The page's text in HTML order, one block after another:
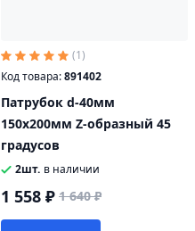
(1)
Код товара:891402
Патрубок d-40мм
150х200мм Z-образный 45
градусов
2шт. в наличии
1 558 ₽ 1 640 ₽